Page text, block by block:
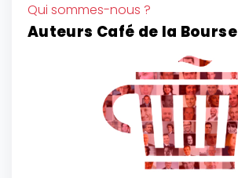
Qui sommes-nous ?
Auteurs Café de la Bourse